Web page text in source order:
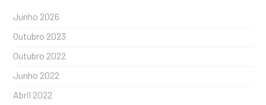
Junho 2026
Outubro 2023
Outubro 2022
Junho 2022
Abril 2022